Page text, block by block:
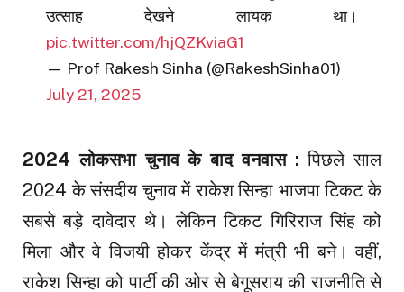
उत्साह देखने लायक था।
pic.twitter.com/hjQZKviaG1
— Prof Rakesh Sinha (@RakeshSinha01)
July 21, 2025
2024 लोकसभा चुनाव के बाद वनवास : पिछले साल
2024 के संसदीय चुनाव में राकेश सिन्हा भाजपा टिकट के
सबसे बड़े दावेदार थे। लेकिन टिकट गिरिराज सिंह को
मिला और वे विजयी होकर केंद्र में मंत्री भी बने। वहीं,
राकेश सिन्हा को पार्टी की ओर से बेगूसराय की राजनीति से